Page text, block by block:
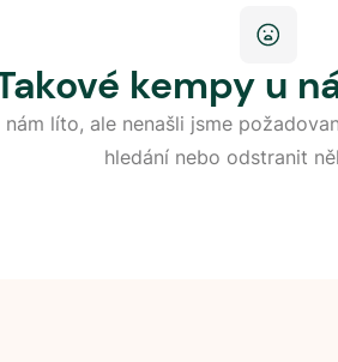
kempy u
nám líto, ale nenašli jsme
hledání nebo odstranit